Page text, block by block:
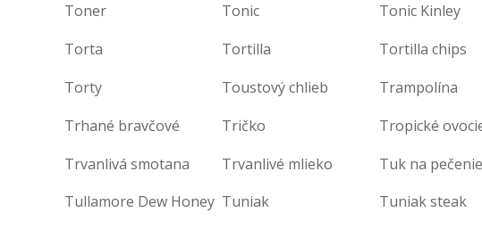
Toner
Tonic Tonic Kinley
Torta
Tortilla Tortilla chips
Torty
Toustový chlieb Trampolína
Trhané bravčové
Tričko Tropické
Trvanlivá smotana
Trvanlivé mlieko Tuk na pečenie
Tullamore Dew Honey Tuniak Tuniak steak